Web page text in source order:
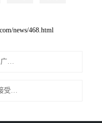
news/468.html
伟景公司参加第139届广交会纪实